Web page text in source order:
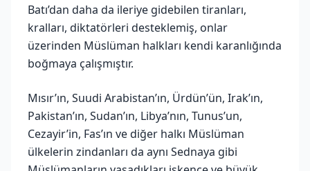
Batı’dan daha da ileriye gidebilen tiranları,
kralları, diktatörleri desteklemiş, onlar
üzerinden Müslüman halkları kendi karanlığında
boğmaya çalışmıştır.
Mısır’ın, Suudi Arabistan’ın, Ürdün’ün, Irak’ın,
Pakistan’ın, Sudan’ın, Libya’nın, Tunus’un,
Cezayir’in, Fas’ın ve diğer halkı Müslüman
ülkelerin zindanları da aynı Sednaya gibi